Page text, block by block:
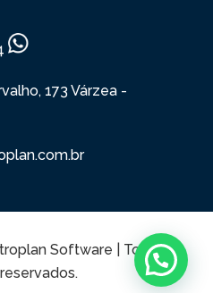
173 Várzea -
Software | Todos os